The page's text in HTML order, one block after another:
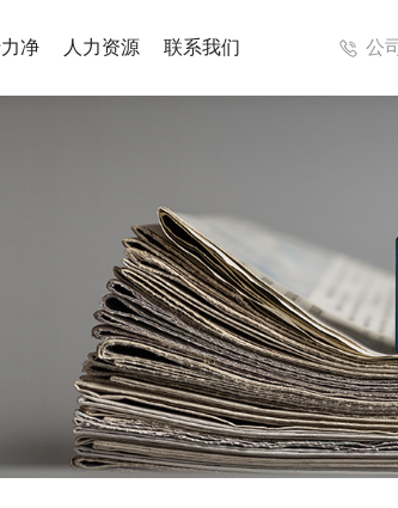
公
医疗集成洗涤系统
工业洗衣机系列
辅助设备
解决方案
案例视频
净 人力资源 联系我们